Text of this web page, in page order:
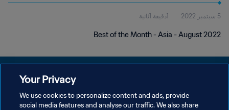
5 سبتمبر 2022 1دقيقة 1ثانية
Best of the Month - Asia - August 2022
سياسة الخصوصية
Your Privacy
We use cookies to personalize content and ads, provide
social media features and analyse our traffic. We also share